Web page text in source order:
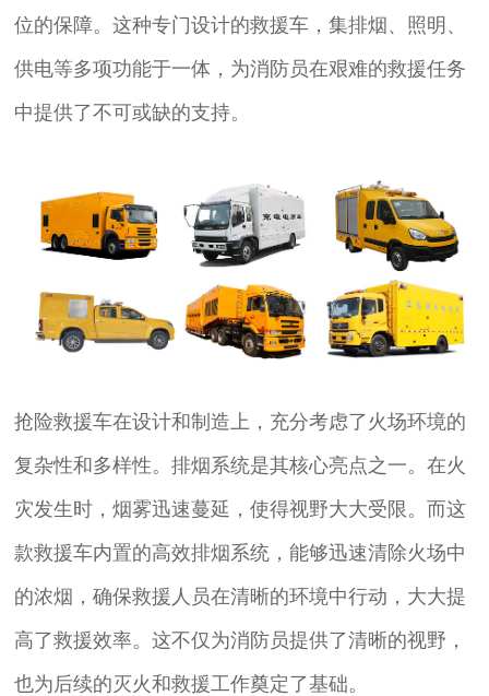
位的保障。这种专门设计的救援车，集排烟、照明、
供电等多项功能于一体，为消防员在艰难的救援任务
中提供了不可或缺的支持。
抢险救援车在设计和制造上，充分考虑了火场环境的
复杂性和多样性。排烟系统是其核心亮点之一。在火
灾发生时，烟雾迅速蔓延，使得视野大大受限。而这
款救援车内置的高效排烟系统，能够迅速清除火场中
的浓烟，确保救援人员在清晰的环境中行动，大大提
高了救援效率。这不仅为消防员提供了清晰的视野，
也为后续的灭火和救援工作奠定了基础。